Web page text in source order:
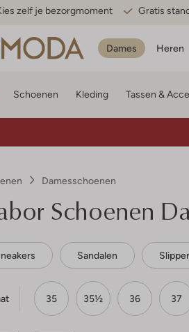
zelf je bezorgmoment Gratis
Dames Heren
Schoenen Kleding Tassen &
Damesschoenen
Schoenen
Sandalen
35 35½ 36 37